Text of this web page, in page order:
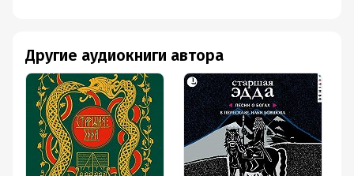
Другие аудиокниги автора